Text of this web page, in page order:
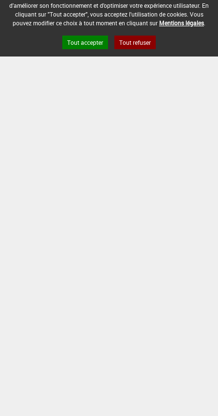
DOSE MAX
NOMBRE MAX
D'APPLICATION
DÉLAIS AVANT
RÉCOLTE
(BBCH 13)
d'améliorer son fonctionnement et d'optimiser votre expérience utilisateur. En
cliquant sur "Tout accepter", vous acceptez l'utilisation de cookies. Vous
pouvez modifier ce choix à tout moment en cliquant sur Mentions légales
Tout accepter Tout refuser